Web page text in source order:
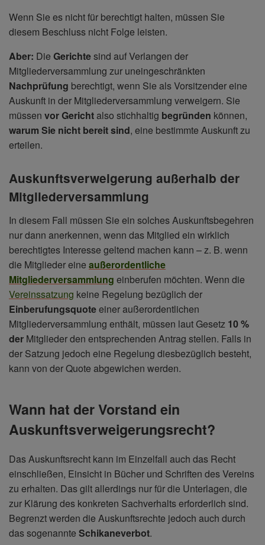
Wenn Sie es nicht für berechtigt halten, müssen Sie
diesem Beschluss nicht Folge leisten.
Aber: Die Gerichtesind auf Verlangen der
Mitgliederversammlung zur uneingeschränkten
Nachprüfung berechtigt, wenn Sie als Vorsitzender eine
Auskunft in der Mitgliederversammlung verweigern. Sie
müssen vor Gerichtalso stichhaltig begründen können,
warum Sie nicht bereit sind, eine bestimmte Auskunft zu
erteilen.
Auskunftsverweigerung außerhalb der
Mitgliederversammlung
In diesem Fall müssen Sie ein solches Auskunftsbegehren
nur dann anerkennen, wenn das Mitglied ein wirklich
berechtigtes Interesse geltend machen kann – z. B. wenn
die Mitglieder eine außerordentliche
Mitgliederversammlung einberufen möchten. Wenn die
Vereinssatzung keine Regelung bezüglich der
Einberufungsquoteeiner außerordentlichen
Mitgliederversammlung enthält, müssen laut Gesetz 10 %
der Mitglieder den entsprechenden Antrag stellen. Falls in
der Satzung jedoch eine Regelung diesbezüglich besteht,
kann von der Quote abgewichen werden.
Wann hat der Vorstand ein
Auskunftsverweigerungsrecht?
Das Auskunftsrecht kann im Einzelfall auch das Recht
einschließen, Einsicht in Bücher und Schriften des Vereins
zu erhalten. Das gilt allerdings nur für die Unterlagen, die
zur Klärung des konkreten Sachverhalts erforderlich sind.
Begrenzt werden die Auskunftsrechte jedoch auch durch
das sogenannte Schikaneverbot.